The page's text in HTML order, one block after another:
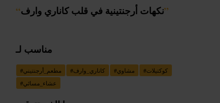
“نكهات أرجنتينية في قلب كاناري وارف”
مناسب لـ
#مطعم_أرجنتيني #كاناري_وارف #مشاوي #كوكتيلات
#عشاء_مسائي